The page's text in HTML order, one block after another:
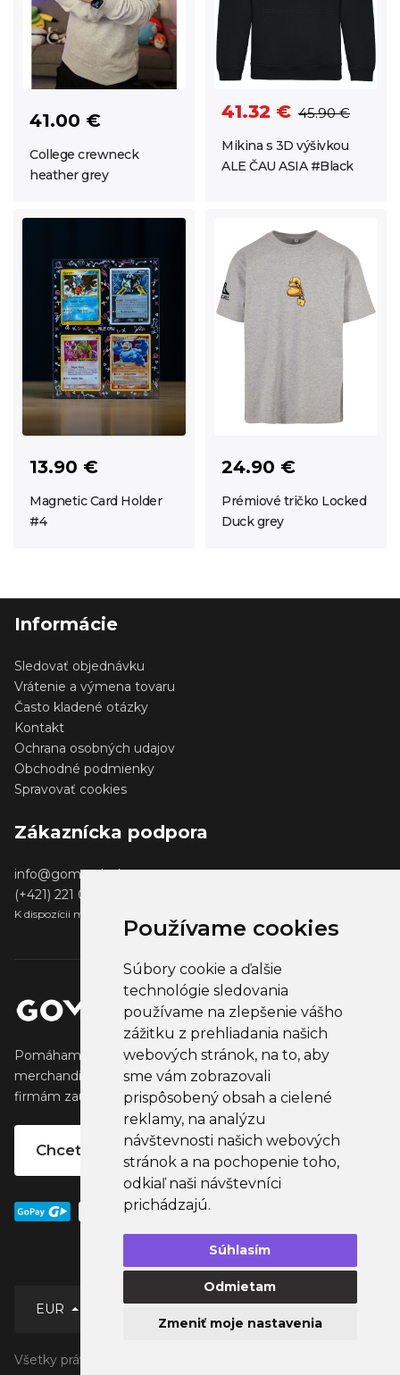
Používame cookies
Súbory cookie a ďalšie
technológie sledovania
používame na zlepšenie vášho
zážitku z prehliadania našich
webových stránok, na to, aby
sme vám zobrazovali
prispôsobený obsah a cielené
reklamy, na analýzu
návštevnosti našich webových
stránok a na pochopenie toho,
odkiaľ naši návštevníci
prichádzajú.
Súhlasím
Odmietam
Zmeniť moje nastavenia
41.00 €
College crewneck
heather grey
41.32 € 45.90 €
Mikina s 3D výšivkou
ALE ČAU ASIA #Black
13.90 €
Magnetic Card Holder
#4
24.90 €
Prémiové tričko Locked
Duck grey
Informácie
Sledovať objednávku
Vrátenie a výmena tovaru
Často kladené otázky
Kontakt
Ochrana osobných udajov
Obchodné podmienky
Spravovať cookies
Zákaznícka podpora
info@gomerch.sk
(+421) 221 001 000
K dispozícii medzi 13:00 - 14:00
Pomáhame tvorcom vytvárať a predávať obľúbený
merchandise, ktorý oslovuje ich fanúšikov. Pomáhame
firmám zaujať ich klientov, partnertov a zamestnancov.
Chcete vlastný merchandise?
EUR
Všetky práva vyhradené © 2026 GoMerch